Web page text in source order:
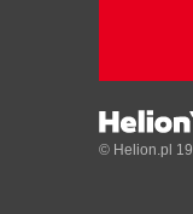
© Helion.pl